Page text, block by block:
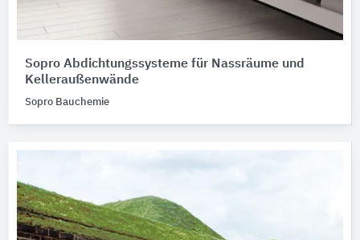
Sopro Abdichtungssysteme für Nassräume und
Kelleraußenwände
Sopro Bauchemie